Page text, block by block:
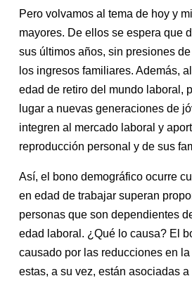
Pero volvamos al tema de hoy y
mayores. De ellos se espera que
sus últimos años, sin presiones
los ingresos familiares. Además,
edad de retiro del mundo laboral,
lugar a nuevas generaciones de
integren al mercado laboral y
reproducción personal y de sus
Así, el bono demográfico ocurre
en edad de trabajar superan
personas que son dependientes
edad laboral. ¿Qué lo causa? El
causado por las reducciones en
estas, a su vez, están asociadas